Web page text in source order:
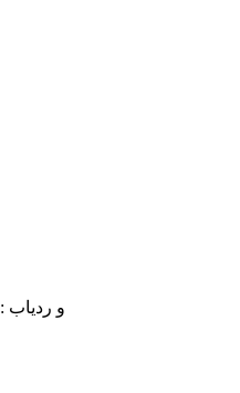
تلفن پشتیبانی GPS و ردیاب : 66029031-021